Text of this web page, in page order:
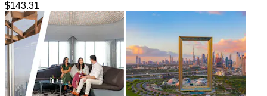
$143.31